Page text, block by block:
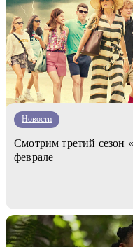
Новости
Смотрим третий сезон
феврале